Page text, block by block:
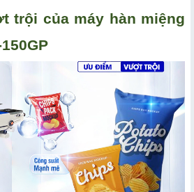
trội của máy hàn miệng